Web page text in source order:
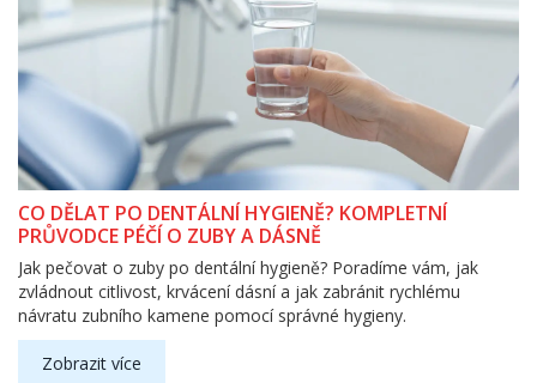
CO DĚLAT PO DENTÁLNÍ HYGIENĚ? KOMPLETNÍ
PRŮVODCE PÉČÍ O ZUBY A DÁSNĚ
Jak pečovat o zuby po dentální hygieně? Poradíme vám, jak
zvládnout citlivost, krvácení dásní a jak zabránit rychlému
návratu zubního kamene pomocí správné hygieny.
Zobrazit více